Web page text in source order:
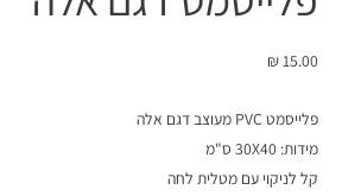
₪15.00
פלייסמט PVC מעוצב דגם אלה
מידות: 30X40 ס"מ
קל לניקוי עם מטלית לחה